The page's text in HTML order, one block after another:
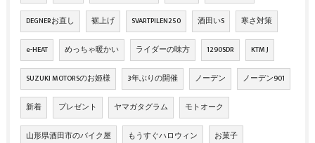
DEGNERお直し 裾上げ SVARTPILEN250 酒田いS 寒さ対策
e-HEAT めっちゃ暖かい ライダーの味方 1290SDR KTM J
SUZUKI MOTORSのお姫様 3年ぶりの開催 ノーデン ノーデン901
新着 プレゼント ヤマガタグラム モトオーク
山形県酒田市のバイク屋 もうすぐハロウィン お菓子